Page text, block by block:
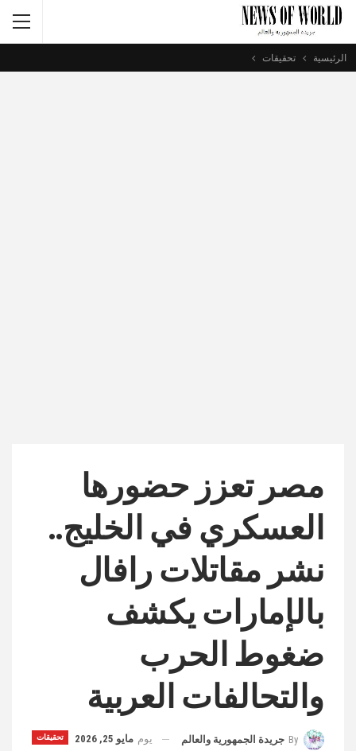
الرئيسية تحقيقات
مصر تعزز حضورها
العسكري في الخليج..
نشر مقاتلات رافال
بالإمارات يكشف
ضغوط الحرب
والتحالفات العربية
تحقيقات By جريدة الجمهورية والعالم يوم مايو 25, 2026